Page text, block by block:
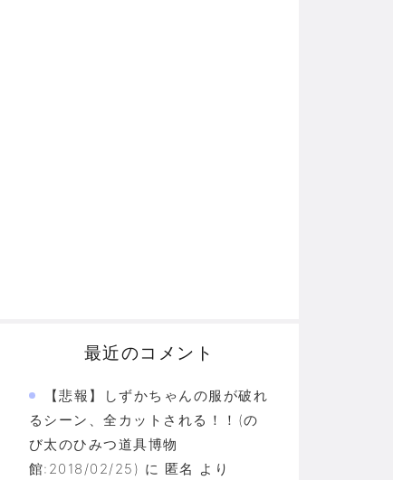
最近のコメント
【悲報】しずかちゃんの服が破れ
るシーン、全カットされる！！(の
び太のひみつ道具博物
館:2018/02/25) に 匿名 より